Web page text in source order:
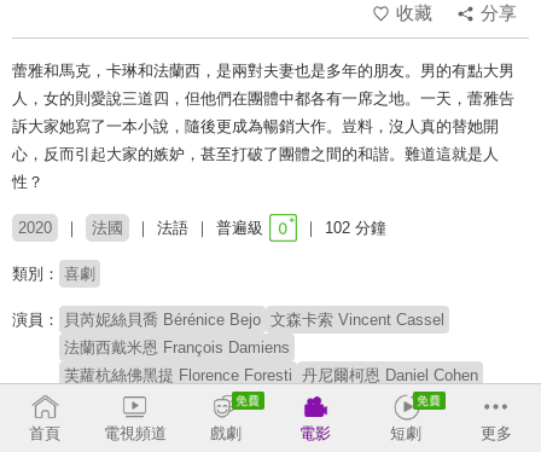
收藏
分享
蕾雅和馬克，卡琳和法蘭西，是兩對夫妻也是多年的朋友。男的有點大男
人，女的則愛說三道四，但他們在團體中都各有一席之地。一天，蕾雅告
訴大家她寫了一本小說，隨後更成為暢銷大作。豈料，沒人真的替她開
心，反而引起大家的嫉妒，甚至打破了團體之間的和諧。難道這就是人
性？
2020 法國 法語 普遍級 102 分鐘
類別： 喜劇
演員： 貝芮妮絲貝喬 Bérénice Bejo 文森卡索 Vincent Cassel
法蘭西戴米恩 François Damiens
芙蘿杭絲佛黑提 Florence Foresti 丹尼爾柯恩 Daniel Cohen
法蘭西斯艾瑞克戈登 François-Eric Gendron
康斯坦絲拉貝 Constance Labbé
卡羅琳佩特 Caroline Piette
首頁 電視頻道 戲劇 電影 短劇 更多